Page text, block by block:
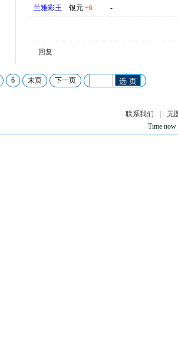
兰雅彩王 银元 +6 -
回复
6 末页 下一页 选 页
联系我们
无
Time now